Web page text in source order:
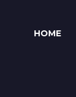
HOME